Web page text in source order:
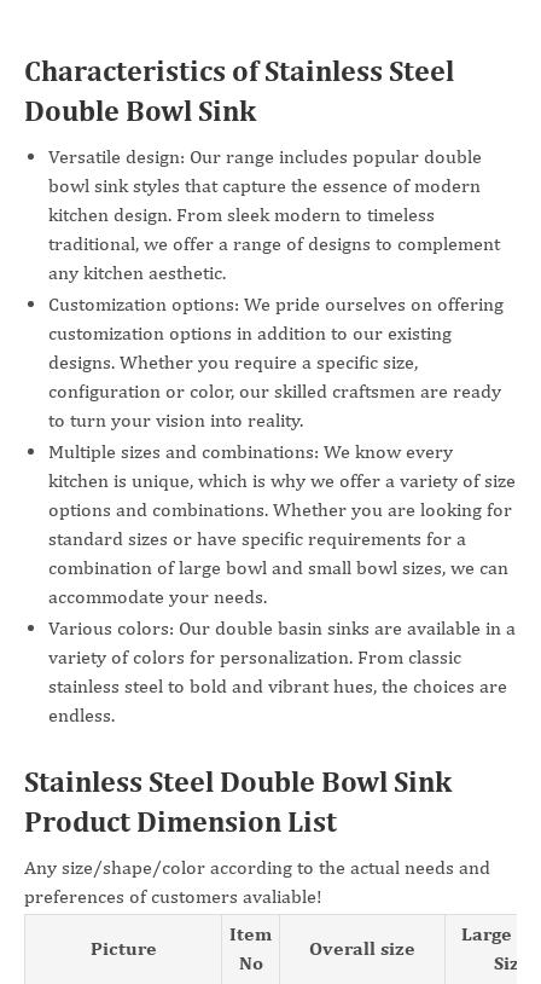
Characteristics of Stainless Steel
Double Bowl Sink
Versatile design: Our range includes popular double
bowl sink styles that capture the essence of modern
kitchen design. From sleek modern to timeless
traditional, we offer a range of designs to complement
any kitchen aesthetic.
Customization options: We pride ourselves on offering
customization options in addition to our existing
designs. Whether you require a specific size,
configuration or color, our skilled craftsmen are ready
to turn your vision into reality.
Multiple sizes and combinations: We know every
kitchen is unique, which is why we offer a variety of size
options and combinations. Whether you are looking for
standard sizes or have specific requirements for a
combination of large bowl and small bowl sizes, we can
accommodate your needs.
Various colors: Our double basin sinks are available in a
variety of colors for personalization. From classic
stainless steel to bold and vibrant hues, the choices are
endless.
Stainless Steel Double Bowl Sink
Product Dimension List
Any size/shape/color according to the actual needs and
preferences of customers avaliable!
Picture
Item
No
Overall size
Large
Size